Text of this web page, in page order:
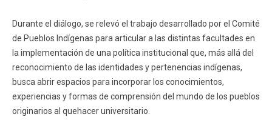
Durante el diálogo, se relevó el trabajo desarrollado por el Comité
de Pueblos Indígenas para articular a las distintas facultades en
la implementación de una política institucional que, más allá del
reconocimiento de las identidades y pertenencias indígenas,
busca abrir espacios para incorporar los conocimientos,
experiencias y formas de comprensión del mundo de los pueblos
originarios al quehacer universitario.